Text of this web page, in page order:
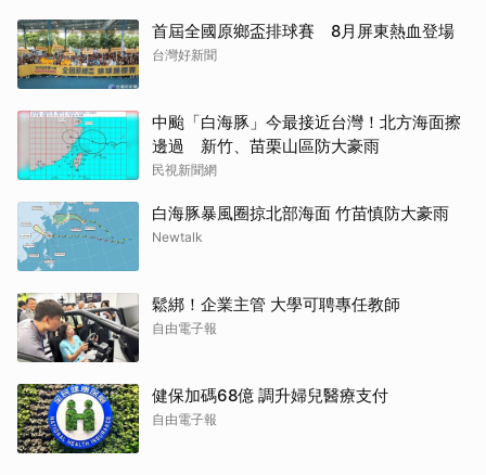
首屆全國原鄉盃排球賽 8月屏東熱血登場
台灣好新聞
中颱「白海豚」今最接近台灣！北方海面擦
邊過 新竹、苗栗山區防大豪雨
民視新聞網
白海豚暴風圈掠北部海面 竹苗慎防大豪雨
Newtalk
鬆綁！企業主管 大學可聘專任教師
自由電子報
健保加碼68億 調升婦兒醫療支付
自由電子報